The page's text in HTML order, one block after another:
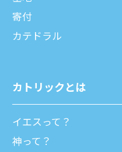
寄付
カテドラル
カトリックとは
イエスって？
神って？